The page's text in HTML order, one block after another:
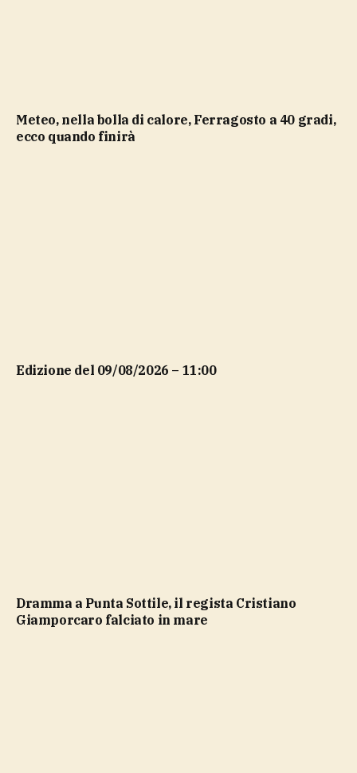
Meteo, nella bolla di calore, Ferragosto a 40 gradi,
ecco quando finirà
Edizione del 09/08/2026 – 11:00
Dramma a Punta Sottile, il regista Cristiano
Giamporcaro falciato in mare